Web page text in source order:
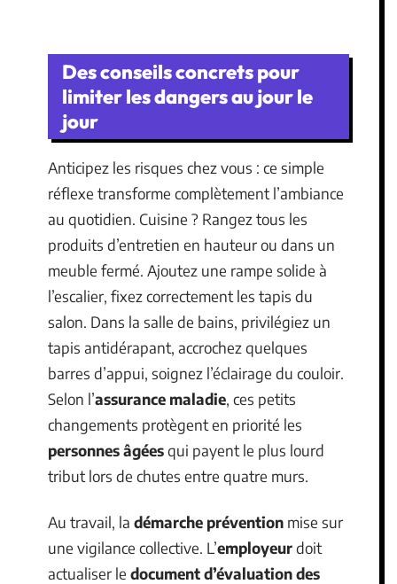
Des conseils concrets pour
limiter les dangers au jour le
jour
Anticipez les risques chez vous : ce simple
réflexe transforme complètement l’ambiance
au quotidien. Cuisine ? Rangez tous les
produits d’entretien en hauteur ou dans un
meuble fermé. Ajoutez une rampe solide à
l’escalier, fixez correctement les tapis du
salon. Dans la salle de bains, privilégiez un
tapis antidérapant, accrochez quelques
barres d’appui, soignez l’éclairage du couloir.
Selon l’assurance maladie, ces petits
changements protègent en priorité les
personnes âgéesqui payent le plus lourd
tribut lors de chutes entre quatre murs.
Au travail, la démarche prévention mise sur
une vigilance collective. L’employeurdoit
actualiser le document d’évaluation des